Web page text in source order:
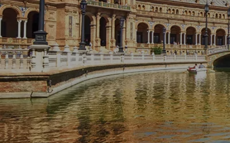
Turismo culturale
Villaggi e crociere
Italia
Asia
Europa
Medio Oriente
Nord Africa
Nord e Sud America